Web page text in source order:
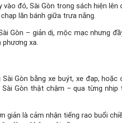
đó, Sài Gòn trong sách hiện lên
lăn bánh giữa trưa nắng.
Gòn – giản dị, mộc mạc nhưng
xa.
Gòn bằng xe buýt, xe đạp, hoặc
Gòn thật chậm – qua từng
giản là cảm nhận tiếng rao buổi